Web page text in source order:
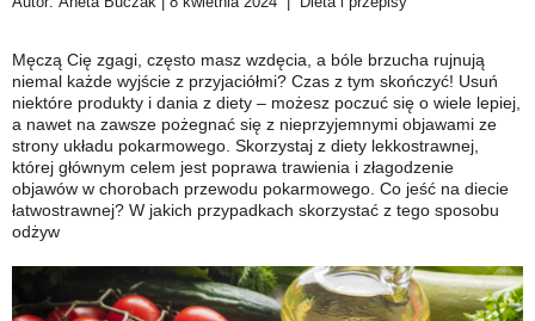
Męczą Cię zgagi, często masz wzdęcia, a bóle brzucha rujnują
niemal każde wyjście z przyjaciółmi? Czas z tym skończyć! Usuń
niektóre produkty i dania z diety – możesz poczuć się o wiele lepiej,
a nawet na zawsze pożegnać się z nieprzyjemnymi objawami ze
strony układu pokarmowego. Skorzystaj z diety lekkostrawnej,
której głównym celem jest poprawa trawienia i złagodzenie
objawów w chorobach przewodu pokarmowego. Co jeść na diecie
łatwostrawnej? W jakich przypadkach skorzystać z tego sposobu
odżyw